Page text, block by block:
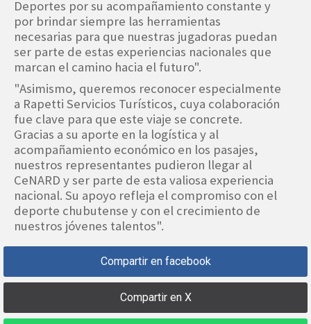
Deportes por su acompañamiento constante y
por brindar siempre las herramientas
necesarias para que nuestras jugadoras puedan
ser parte de estas experiencias nacionales que
marcan el camino hacia el futuro".
"Asimismo, queremos reconocer especialmente
a Rapetti Servicios Turísticos, cuya colaboración
fue clave para que este viaje se concrete.
Gracias a su aporte en la logística y al
acompañamiento económico en los pasajes,
nuestros representantes pudieron llegar al
CeNARD y ser parte de esta valiosa experiencia
nacional. Su apoyo refleja el compromiso con el
deporte chubutense y con el crecimiento de
nuestros jóvenes talentos".
Compartir en facebook
Compartir en X